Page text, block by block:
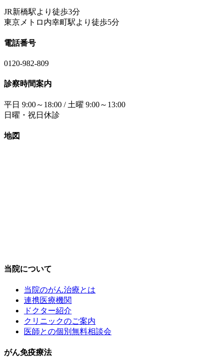
JR新橋駅より徒歩3分
東京メトロ内幸町駅より徒歩5分
電話番号
0120-982-809
診察時間案内
平日 9:00～18:00 / 土曜 9:00～13:00
日曜・祝日休診
地図
当院について
当院のがん治療とは
連携医療機関
ドクター紹介
クリニックのご案内
医師との個別無料相談会
がん免疫療法